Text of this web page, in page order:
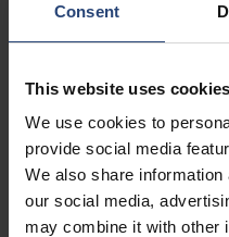
Consent
This website uses cookies
We use cookies to
provide social media
We also share
our social media,
may combine it with other
Afficher sur la carte
Contact
USA - Nefab Packaging
Illinois
1539 Hunter Rd